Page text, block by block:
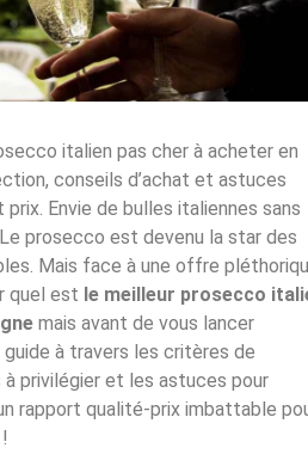
italien pas cher à acheter en
conseils d’achat et astuces
Envie de bulles italiennes sans
prosecco est devenu la star des
Mais face à une offre
quel est le meilleur prosecco
mais avant de vous lancer
guide à travers les critères de
privilégier et les astuces pour
rapport qualité-prix imbattable